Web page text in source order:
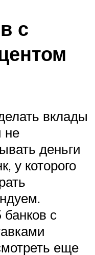
с
вклады
не
деньги
у которого
с
еще